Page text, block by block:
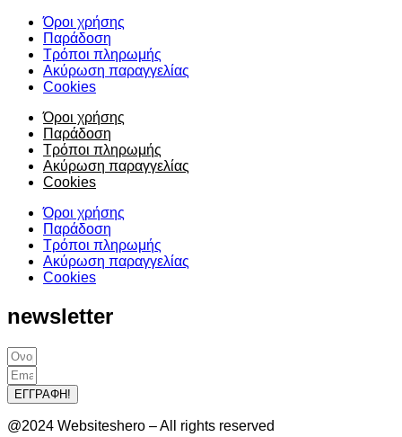
Όροι χρήσης
Παράδοση
Τρόποι πληρωμής
Ακύρωση παραγγελίας
Cookies
Όροι χρήσης
Παράδοση
Τρόποι πληρωμής
Ακύρωση παραγγελίας
Cookies
Όροι χρήσης
Παράδοση
Τρόποι πληρωμής
Ακύρωση παραγγελίας
Cookies
newsletter
ΕΓΓΡΑΦΗ!
@2024 Websiteshero – All rights reserved